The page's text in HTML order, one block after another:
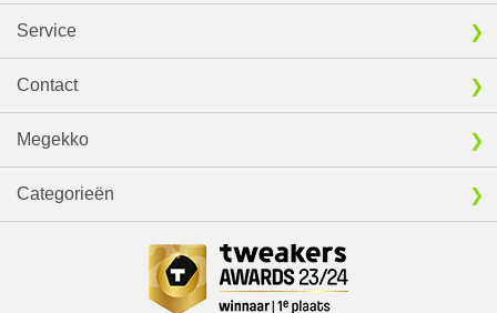
Service
Contact
Megekko
Categorieën